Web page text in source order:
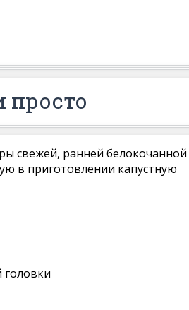
просто
свежей, ранней белокочанной
в приготовлении капустную
головки